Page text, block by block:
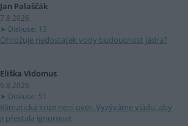
Jan Palaščák
7.8.2026
Diskuse: 13
Ohrožuje nedostatek vody budoucnost jádra?
Eliška Vidomus
6.8.2026
Diskuse: 51
Klimatická krize není over. Vyzýváme vládu, aby
ji přestala ignorovat